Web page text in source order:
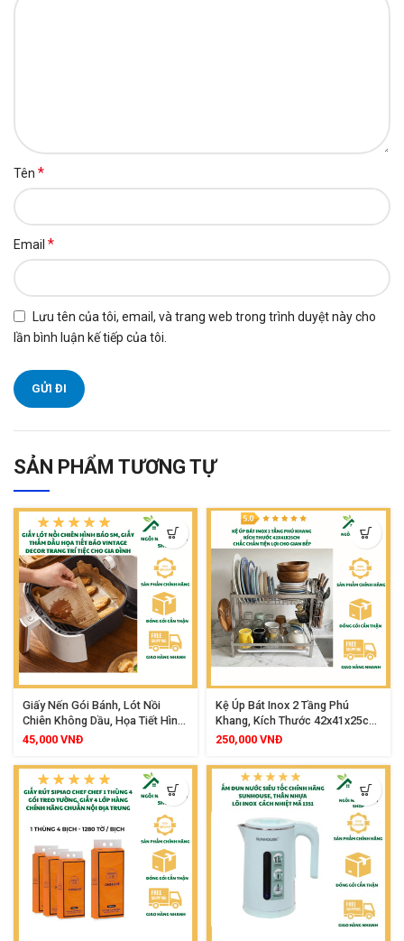
Tên *
Email *
Lưu tên của tôi, email, và trang web trong trình duyệt này cho
lần bình luận kế tiếp của tôi.
SẢN PHẨM TƯƠNG TỰ
Giấy Nến Gói Bánh, Lót Nồi
Chiên Không Dầu, Họa Tiết Hình
Báo, Cuộn 5m x 30cm
45,000 VNĐ
Kệ Úp Bát Inox 2 Tầng Phú
Khang, Kích Thước 42x41x25cm,
Chắc Chắn Tiện Lợi Cho Gian
250,000 VNĐ